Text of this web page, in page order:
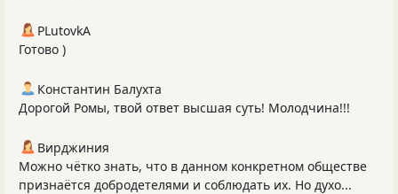
PLutоvkА
Готово )
Константин Балухта
Дорогой Ромы, твой ответ высшая суть! Молодчина!!!
Вирджиния
Можно чётко знать, что в данном конкретном обществе
признаётся добродетелями и соблюдать их. Но духо...